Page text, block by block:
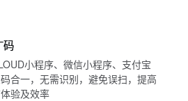
码
小程序、微信小程序、支付宝
合一，无需识别，避免误扫，提高
验及效率